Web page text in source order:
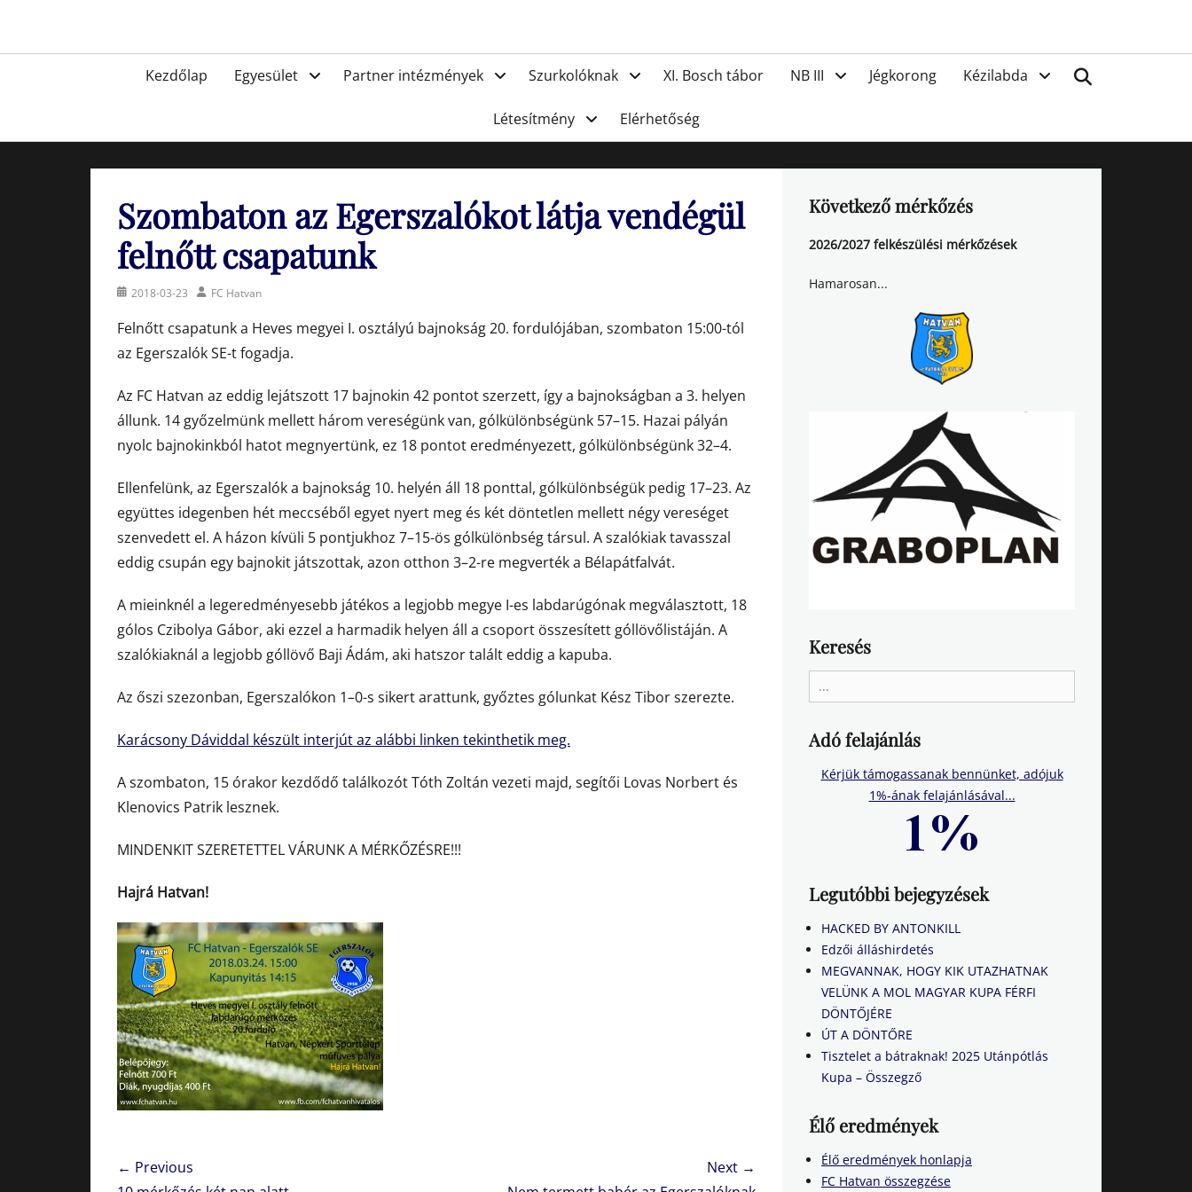
FC Hatvan
PrimaryKezdőlap Egyesület Partner intézmények Szurkolóknak XI. Bosch tábor NB III Jégkorong Kézilabda
Létesítmény Elérhetőség
Szombaton az Egerszalókot látja vendégül
felnőtt csapatunk
Posted2018-03-23 AuthorFC Hatvan
Felnőtt csapatunk a Heves megyei I. osztályú bajnokság 20. fordulójában, szombaton 15:00-tól
az Egerszalók SE-t fogadja.
Az FC Hatvan az eddig lejátszott 17 bajnokin 42 pontot szerzett, így a bajnokságban a 3. helyen
állunk. 14 győzelmünk mellett három vereségünk van, gólkülönbségünk 57–15. Hazai pályán
nyolc bajnokinkból hatot megnyertünk, ez 18 pontot eredményezett, gólkülönbségünk 32–4.
Ellenfelünk, az Egerszalók a bajnokság 10. helyén áll 18 ponttal, gólkülönbségük pedig 17–23. Az
együttes idegenben hét meccséből egyet nyert meg és két döntetlen mellett négy vereséget
szenvedett el. A házon kívüli 5 pontjukhoz 7–15-ös gólkülönbség társul. A szalókiak tavasszal
eddig csupán egy bajnokit játszottak, azon otthon 3–2-re megverték a Bélapátfalvát.
A mieinknél a legeredményesebb játékos a legjobb megye I-es labdarúgónak megválasztott, 18
gólos Czibolya Gábor, aki ezzel a harmadik helyen áll a csoport összesített góllövőlistáján. A
szalókiaknál a legjobb góllövő Baji Ádám, aki hatszor talált eddig a kapuba.
Az őszi szezonban, Egerszalókon 1–0-s sikert arattunk, győztes gólunkat Kész Tibor szerezte.
Karácsony Dáviddal készült interjút az alábbi linken tekinthetik meg.
A szombaton, 15 órakor kezdődő találkozót Tóth Zoltán vezeti majd, segítői Lovas Norbert és
Klenovics Patrik lesznek.
MINDENKIT SZERETETTEL VÁRUNK A MÉRKŐZÉSRE!!!
Hajrá Hatvan!
Bejegyzés
← Previous
Next →
Következő mérkőzés
2026/2027 felkészülési mérkőzések
Hamarosan...
Keresés
for:
Adó felajánlás
Kérjük támogassanak bennünket, adójuk
1%-ának felajánlásával...
Legutóbbi bejegyzések
HACKED BY ANTONKILL
Edzői álláshirdetés
MEGVANNAK, HOGY KIK UTAZHATNAK
VELÜNK A MOL MAGYAR KUPA FÉRFI
DÖNTŐJÉRE
ÚT A DÖNTŐRE
Tisztelet a bátraknak! 2025 Utánpótlás
Kupa – Összegző
Élő eredmények
Élő eredmények honlapja
FC Hatvan összegzése